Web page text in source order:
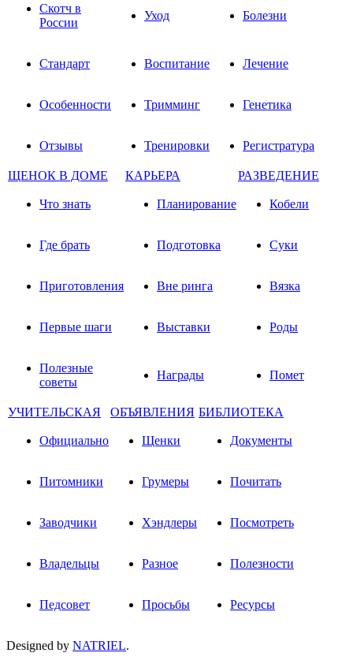
Скотч в
России
Уход Болезни
Стандарт Воспитание Лечение
Особенности Тримминг Генетика
Отзывы Тренировки Регистратура
ЩЕНОК В ДОМЕ КАРЬЕРА РАЗВЕДЕНИЕ
Что знать Планирование Кобели
Где брать Подготовка Суки
Приготовления Вне ринга Вязка
Первые шаги Выставки Роды
Полезные
советы
Награды Помет
УЧИТЕЛЬСКАЯ ОБЪЯВЛЕНИЯ БИБЛИОТЕКА
Официально Щенки Документы
Питомники Грумеры Почитать
Заводчики Хэндлеры Посмотреть
Владельцы Разное Полезности
Педсовет Просьбы Ресурсы
Designed by NATRIEL.